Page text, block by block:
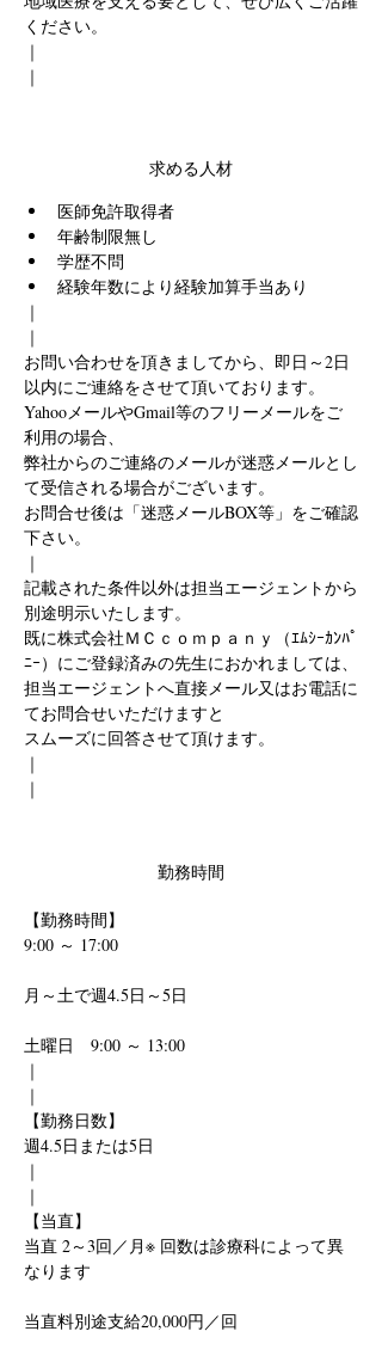
ください。
｜
｜
求める人材
医師免許取得者
年齢制限無し
学歴不問
経験年数により経験加算手当あり
｜
｜
お問い合わせを頂きましてから、即日～2日
以内にご連絡をさせて頂いております。
YahooメールやGmail等のフリーメールをご
利用の場合、
弊社からのご連絡のメールが迷惑メールとし
て受信される場合がございます。
お問合せ後は「迷惑メールBOX等」をご確認
下さい。
｜
記載された条件以外は担当エージェントから
別途明示いたします。
既に株式会社ＭＣｃｏｍｐａｎｙ（ｴﾑｼｰｶﾝﾊﾟ
ﾆｰ）にご登録済みの先生におかれましては、
担当エージェントへ直接メール又はお電話に
てお問合せいただけますと
スムーズに回答させて頂けます。
｜
｜
勤務時間
【勤務時間】
9:00 ～ 17:00
月～土で週4.5日～5日
土曜日　9:00 ～ 13:00
｜
｜
【勤務日数】
週4.5日または5日
｜
｜
【当直】
当直 2～3回／月※ 回数は診療科によって異
なります
当直料別途支給20,000円／回